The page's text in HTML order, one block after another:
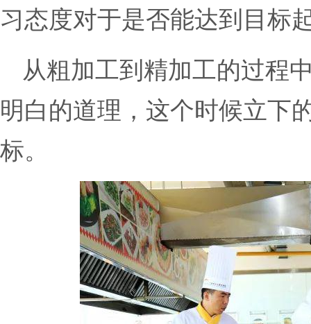
习态度对于是否能达到目标
从粗加工到精加工的过程
明白的道理，这个时候立下
标。